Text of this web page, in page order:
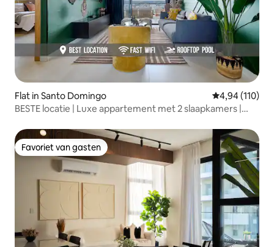
Flat in Santo Domingo Gemiddelde
4,94 (110)
BESTE locatie | Luxe appartement met 2 slaapkamers |
Favoriet van gasten
Favoriet van gasten